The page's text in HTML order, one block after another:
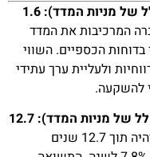
המרכיבות את המדד
הכספיים. השווי
ולעליית ערך עתידי
להשקעה.
בהתאם למכפיל, החזר ההשקעה במדד יהיה תוך 12.7 שנים